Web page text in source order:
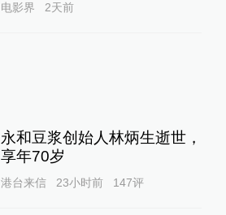
电影界 2天前
永和豆浆创始人林炳生逝世，
享年70岁
港台来信 23小时前 147评